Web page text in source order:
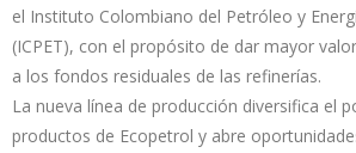
el Instituto Colombiano del Petróleo y
(ICPET), con el propósito de dar mayor
a los fondos residuales de las refinerías.
La nueva línea de producción diversifica el
productos de Ecopetrol y abre